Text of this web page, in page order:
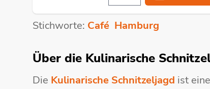
Stichworte: Café Hamburg
Über die Kulinarische
Die Kulinarische Schnitzeljagd ist